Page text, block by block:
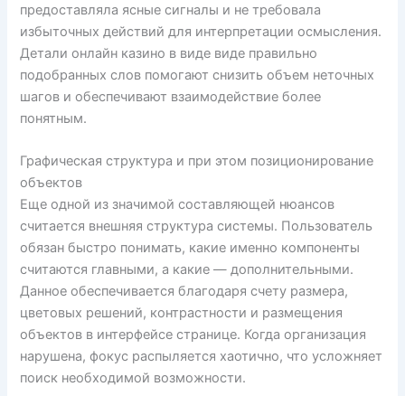
предоставляла ясные сигналы и не требовала
избыточных действий для интерпретации осмысления.
Детали онлайн казино в виде виде правильно
подобранных слов помогают снизить объем неточных
шагов и обеспечивают взаимодействие более
понятным.
Графическая структура и при этом позиционирование
объектов
Еще одной из значимой составляющей нюансов
считается внешняя структура системы. Пользователь
обязан быстро понимать, какие именно компоненты
считаются главными, а какие — дополнительными.
Данное обеспечивается благодаря счету размера,
цветовых решений, контрастности и размещения
объектов в интерфейсе странице. Когда организация
нарушена, фокус распыляется хаотично, что усложняет
поиск необходимой возможности.